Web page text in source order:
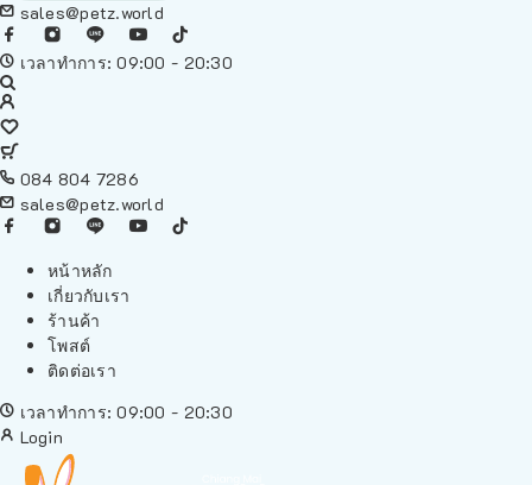
sales@petz.world
เวลาทำการ: 09:00 - 20:30
084 804 7286
sales@petz.world
หน้าหลัก
เกี่ยวกับเรา
ร้านค้า
โพสต์
ติดต่อเรา
เวลาทำการ: 09:00 - 20:30
Login